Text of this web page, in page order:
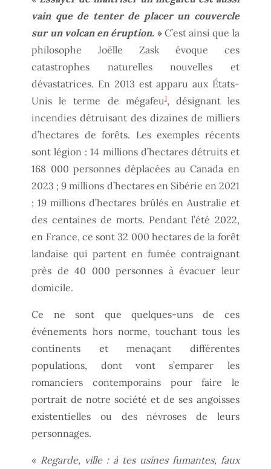
vain que de tenter de placer un couvercle
sur un volcan en éruption. »C’est ainsi que la
philosophe Joëlle Zask évoque ces
catastrophes naturelles nouvelles et
dévastatrices. En 2013 est apparu aux États-
Unis le terme de mégafeu1, désignant les
incendies détruisant des dizaines de milliers
d’hectares de forêts. Les exemples récents
sont légion : 14 millions d’hectares détruits et
168 000 personnes déplacées au Canada en
2023 ; 9 millions d’hectares en Sibérie en 2021
; 19 millions d’hectares brûlés en Australie et
des centaines de morts. Pendant l’été 2022,
en France, ce sont 32 000 hectares de la forêt
landaise qui partent en fumée contraignant
près de 40 000 personnes à évacuer leur
domicile.
Ce ne sont que quelques-uns de ces
événements hors norme, touchant tous les
continents et menaçant différentes
populations, dont vont s’emparer les
romanciers contemporains pour faire le
portrait de notre société et de ses angoisses
existentielles ou des névroses de leurs
personnages.
« Regarde, ville : à tes usines fumantes, faux